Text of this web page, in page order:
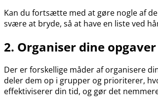
Kan du fortsætte med at gøre nogle af
svære at bryde, så at have en liste ved
2. Organiser dine opgaver
Der er forskellige måder af organisere
deler dem op i grupper og prioriterer,
effektiviserer din tid, og gør det